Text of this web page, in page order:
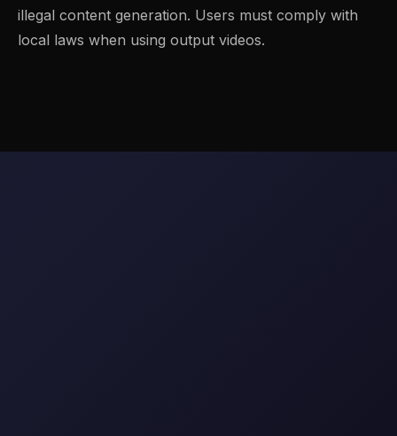
illegal content generation. Users must comply with
local laws when using output videos.